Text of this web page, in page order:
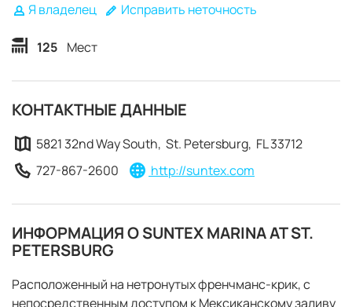
Я владелец Исправить неточность
125 Мест
КОНТАКТНЫЕ ДАННЫЕ
5821 32nd Way South, St. Petersburg, FL 33712
727-867-2600
http://suntex.com
ИНФОРМАЦИЯ О SUNTEX MARINA AT ST.
PETERSBURG
Расположенный на нетронутых френчманс-крик, с
непосредственным доступом к Мексиканскому заливу
ЗАБРОНИРОВАТЬ